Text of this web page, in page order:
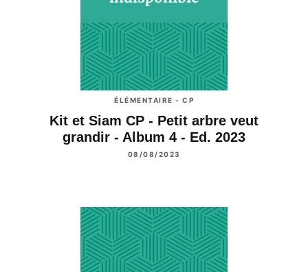
ÉLÉMENTAIRE - CP
Kit et Siam CP - Petit arbre veut
grandir - Album 4 - Ed. 2023
08/08/2023